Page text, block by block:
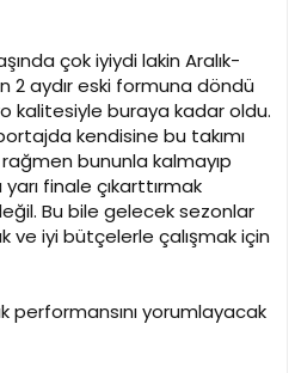
çok iyiydi lakin Aralık-
2 aydır eski formuna döndü
kalitesiyle buraya kadar oldu.
kendisine bu takımı
bununla kalmayıp
finale çıkarttırmak
Bu bile gelecek sezonlar
ve iyi bütçelerle çalışmak için
performansını yorumlayacak